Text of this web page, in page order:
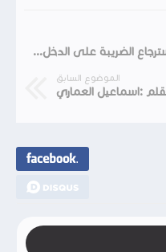
أدخل وحمل الوثائق اللازمة لإسترجاع الضريبة على الدخل l'igr
الموضوع السابق
:اسماعيل العماري